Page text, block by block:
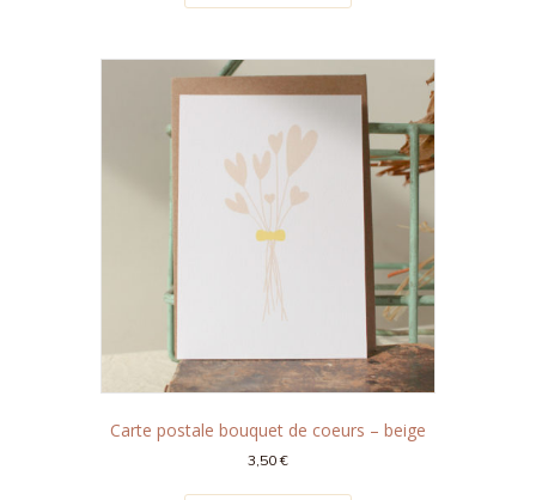
Carte postale bouquet de coeurs – beige
3,50€